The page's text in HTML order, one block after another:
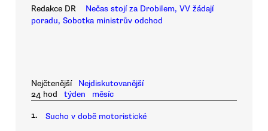
Redakce DR
Nečas stojí za Drobilem, VV žádají
poradu, Sobotka ministrův odchod
Nejčtenější
Nejdiskutovanější
24 hod
týden měsíc
1. Sucho v době motoristické